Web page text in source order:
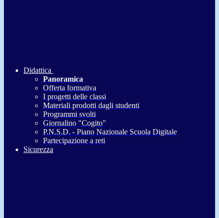
Didattica
Panoramica
Offerta formativa
I progetti delle classi
Materiali prodotti dagli studenti
Programmi svolti
Giornalino "Cogito"
P.N.S.D. - Piano Nazionale Scuola Digitale
Partecipazione a reti
Sicurezza